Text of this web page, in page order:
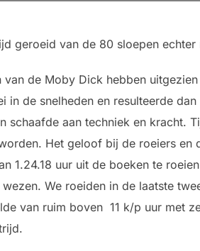
geroeid van de 80 sloepen
van de Moby Dick hebben
in de snelheden en resulteerde
schaafde aan techniek en kracht.
Het geloof bij de roeiers en
1.24.18 uur uit de boeken te
wezen. We roeiden in de laatste
van ruim boven 11 k/p uur met